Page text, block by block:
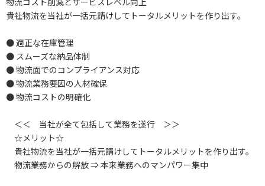
貴社物流を当社が一括元請けしてトータルメリットを作り出す。
● 適正な在庫管理
● スムーズな納品体制
● 物流面でのコンプライアンス対応
● 物流業務要因の人材確保
● 物流コストの明確化
＜＜ 当社が全て包括して業務を遂行 ＞＞
☆メリット☆
貴社物流を当社が一括元請けしてトータルメリットを作り出す。
物流業務からの解放 ⇒ 本来業務へのマンパワー集中